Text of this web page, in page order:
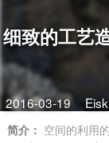
细致的工艺
2016-03-19
简介： 空间的利用